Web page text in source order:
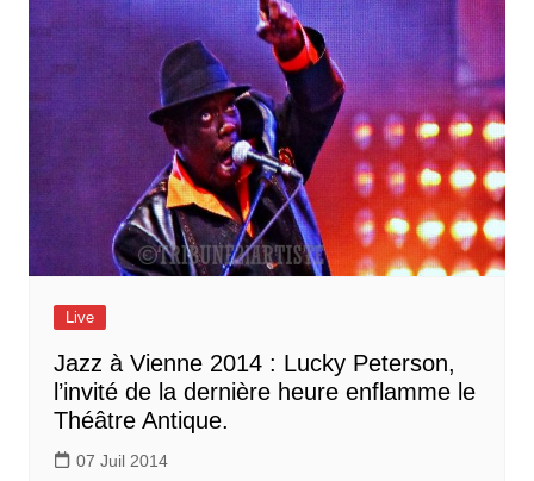
Live
Jazz à Vienne 2014 : Lucky Peterson,
l’invité de la dernière heure enflamme le
Théâtre Antique.
07 Juil 2014